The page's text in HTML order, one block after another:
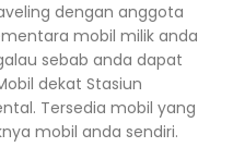
dengan anggota
mobil milik anda
sebab anda dapat
dekat Stasiun
Tersedia mobil yang
mobil anda sendiri.